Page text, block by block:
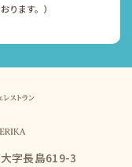
ります。）
字長島619-3